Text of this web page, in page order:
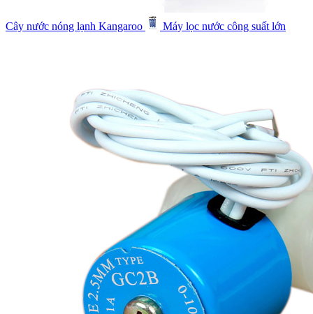
Cây nước nóng lạnh Kangaroo Máy lọc nước công suất lớn